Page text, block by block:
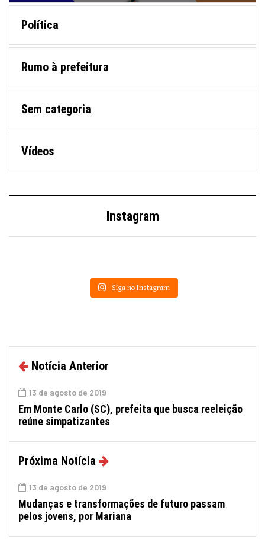
Política
Rumo à prefeitura
Sem categoria
Vídeos
Instagram
Siga no Instagram
Notícia Anterior
13 de agosto de 2019
Em Monte Carlo (SC), prefeita que busca reeleição
reúne simpatizantes
Próxima Notícia
13 de agosto de 2019
Mudanças e transformações de futuro passam
pelos jovens, por Mariana